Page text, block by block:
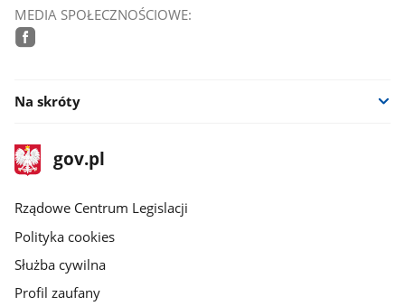
MEDIA SPOŁECZNOŚCIOWE:
Na skróty
stopka
gov.plStrona
gov.pl
Rządowe Centrum Legislacji
Polityka cookies
Służba cywilna
Profil zaufany